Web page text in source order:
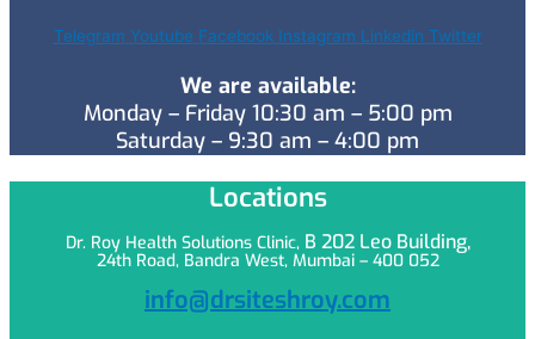
Telegram Youtube Facebook Instagram Linkedin Twitter
We are available:
Monday – Friday 10:30 am – 5:00 pm
Saturday – 9:30 am – 4:00 pm
Locations
Dr. Roy Health Solutions Clinic, B 202 Leo Building,
24th Road, Bandra West, Mumbai – 400 052
info@drsiteshroy.com